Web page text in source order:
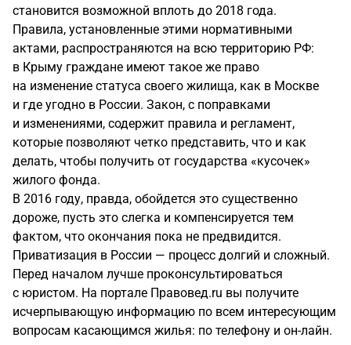
становится возможной вплоть до 2018 года.
Правила, установленные этими нормативными
актами, распространяются на всю территорию РФ:
в Крыму граждане имеют такое же право
на изменение статуса своего жилища, как в Москве
и где угодно в России. Закон, с поправками
и изменениями, содержит правила и регламент,
которые позволяют четко представить, что и как
делать, чтобы получить от государства «кусочек»
жилого фонда.
В 2016 году, правда, обойдется это существенно
дороже, пусть это слегка и компенсируется тем
фактом, что окончания пока не предвидится.
Приватизация в России — процесс долгий и сложный.
Перед началом лучше проконсультироваться
с юристом. На портале Правовед.ru вы получите
исчерпывающую информацию по всем интересующим
вопросам касающимся жилья: по телефону и он-лайн.